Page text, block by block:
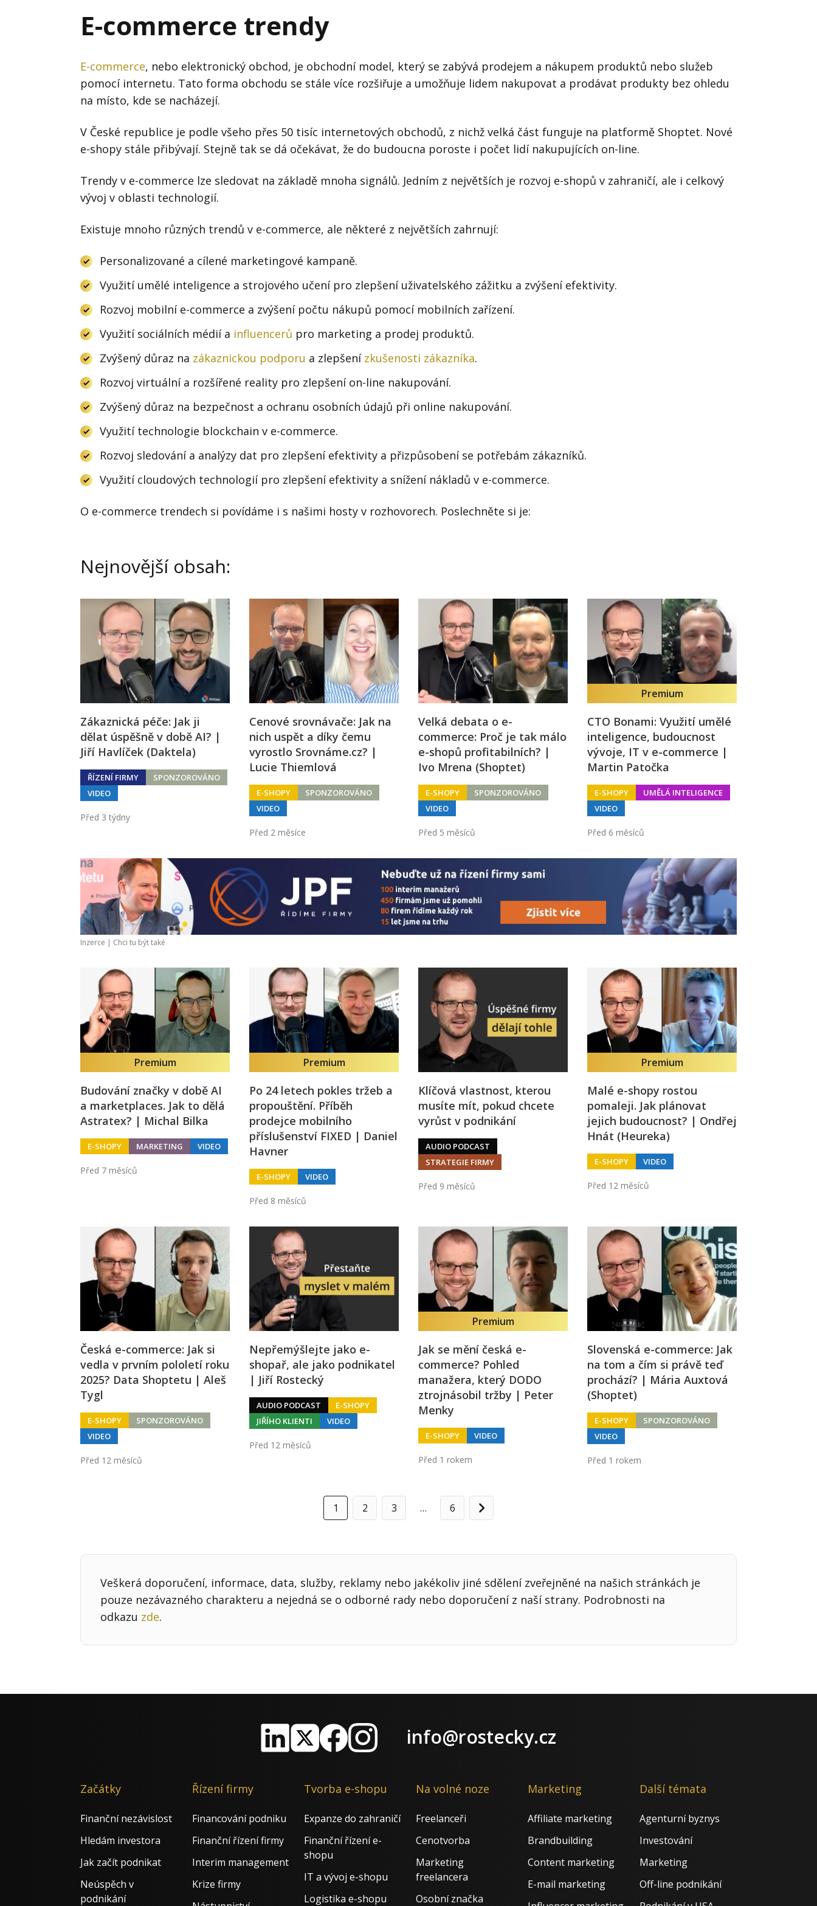
Interim management
Krizové řízení firmy
Management firmy
Projektové řízení
Restrukturalizace podniku
Ziskovost firmy
Já v médiích
E-commerce trendy
E-commerce, nebo elektronický obchod, je obchodní model, který se zabývá prodejem a nákupem produktů nebo služeb
pomocí internetu. Tato forma obchodu se stále více rozšiřuje a umožňuje lidem nakupovat a prodávat produkty bez ohledu
na místo, kde se nacházejí.
V České republice je podle všeho přes 50 tisíc internetových obchodů, z nichž velká část funguje na platformě Shoptet. Nové
e-shopy stále přibývají. Stejně tak se dá očekávat, že do budoucna poroste i počet lidí nakupujících on-line.
Trendy v e-commerce lze sledovat na základě mnoha signálů. Jedním z největších je rozvoj e-shopů v zahraničí, ale i celkový
vývoj v oblasti technologií.
Existuje mnoho různých trendů v e-commerce, ale některé z největších zahrnují:
Personalizované a cílené marketingové kampaně.
Využití umělé inteligence a strojového učení pro zlepšení uživatelského zážitku a zvýšení efektivity.
Rozvoj mobilní e-commerce a zvýšení počtu nákupů pomocí mobilních zařízení.
Využití sociálních médií a influencerů pro marketing a prodej produktů.
Zvýšený důraz na zákaznickou podporu a zlepšení zkušenosti zákazníka.
Rozvoj virtuální a rozšířené reality pro zlepšení on-line nakupování.
Zvýšený důraz na bezpečnost a ochranu osobních údajů při online nakupování.
Využití technologie blockchain v e-commerce.
Rozvoj sledování a analýzy dat pro zlepšení efektivity a přizpůsobení se potřebám zákazníků.
Využití cloudových technologií pro zlepšení efektivity a snížení nákladů v e-commerce.
O e-commerce trendech si povídáme i s našimi hosty v rozhovorech. Poslechněte si je:
Nejnovější obsah:
Zákaznická péče: Jak ji
dělat úspěšně v době AI? |
Jiří Havlíček (Daktela)
ŘÍZENÍ FIRMY
SPONZOROVÁNO
VIDEO
Před 3 týdny
Cenové srovnávače: Jak na
nich uspět a díky čemu
vyrostlo Srovnáme.cz? |
Lucie Thiemlová
E-SHOPY
SPONZOROVÁNO
VIDEO
Před 2 měsíce
Velká debata o e-
commerce: Proč je tak málo
e-shopů profitabilních? |
Ivo Mrena (Shoptet)
E-SHOPY
SPONZOROVÁNO
VIDEO
Před 5 měsíců
Premium
CTO Bonami: Využití umělé
inteligence, budoucnost
vývoje, IT v e-commerce |
Martin Patočka
E-SHOPY
UMĚLÁ INTELIGENCE
VIDEO
Před 6 měsíců
Inzerce | Chci tu být také
Premium
Budování značky v době AI
a marketplaces. Jak to dělá
Astratex? | Michal Bilka
E-SHOPY MARKETING VIDEO
Před 7 měsíců
Premium
Po 24 letech pokles tržeb a
propouštění. Příběh
prodejce mobilního
příslušenství FIXED | Daniel
Havner
E-SHOPY VIDEO
Před 8 měsíců
Klíčová vlastnost, kterou
musíte mít, pokud chcete
vyrůst v podnikání
AUDIO PODCAST
STRATEGIE FIRMY
Před 9 měsíců
Premium
Malé e-shopy rostou
pomaleji. Jak plánovat
jejich budoucnost? | Ondřej
Hnát (Heureka)
E-SHOPY VIDEO
Před 12 měsíců
Česká e-commerce: Jak si
vedla v prvním pololetí roku
2025? Data Shoptetu | Aleš
Tygl
E-SHOPY
SPONZOROVÁNO
VIDEO
Před 12 měsíců
Nepřemýšlejte jako e-
shopař, ale jako podnikatel
| Jiří Rostecký
AUDIO PODCAST
E-SHOPY
JIŘÍHO KLIENTI
VIDEO
Před 12 měsíců
Premium
Jak se mění česká e-
commerce? Pohled
manažera, který DODO
ztrojnásobil tržby | Peter
Menky
E-SHOPY VIDEO
Před 1 rokem
Slovenská e-commerce: Jak
na tom a čím si právě teď
prochází? | Mária Auxtová
(Shoptet)
E-SHOPY
SPONZOROVÁNO
VIDEO
Před 1 rokem
1 2 3 … 6
Další
Veškerá doporučení, informace, data, služby, reklamy nebo jakékoliv jiné sdělení zveřejněné na našich stránkách je
pouze nezávazného charakteru a nejedná se o odborné rady nebo doporučení z naší strany. Podrobnosti na
odkazu zde.
info@rostecky.cz
Začátky
Finanční nezávislost
Hledám investora
Jak začít podnikat
Neúspěch v
podnikání
Řízení firmy
Financování podniku
Finanční řízení firmy
Interim management
Krize firmy
Tvorba e-shopu
Expanze do zahraničí
Finanční řízení e-
shopu
IT a vývoj e-shopu
Logistika e-shopu
Na volné noze
Freelanceři
Cenotvorba
Marketing
freelancera
Osobní značka
Marketing
Affiliate marketing
Brandbuilding
Content marketing
E-mail marketing
Další témata
Agenturní byznys
Investování
Marketing
Off-line podnikání